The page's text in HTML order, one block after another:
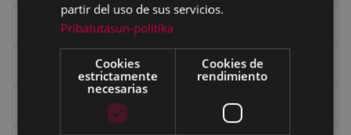
Ermitas
Fondo Bolumburu
Fondo Carlos Narbaiza
partir del uso de sus servicios.
Pribatutasun-politika
Cookies
estrictamente
necesarias
Cookies de
rendimiento